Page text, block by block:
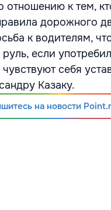
отношению к тем,
дорожного
к водителям,
если
чувствуют себя
Казаку.
на новости